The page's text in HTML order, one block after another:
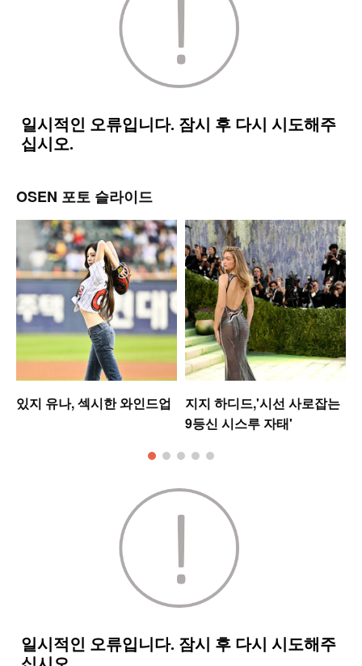
OSEN 포토 슬라이드
있지 유나, 섹시한 와인드업
지지 하디드,'시선 사로잡는
9등신 시스루 자태'